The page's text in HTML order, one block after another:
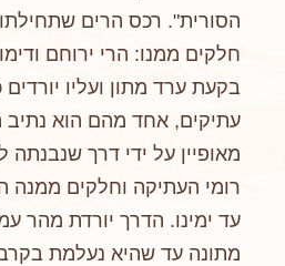
הסורית". רכס הרים
חלקים ממנו: הרי ירוחם
בקעת ערד מתון ועליו
עתיקים, אחד מהם הוא נתיב
מאופיין על ידי דרך שנבנתה
רומי העתיקה וחלקים ממנה
עד ימינו. הדרך יורדת מהר
מתונה עד שהיא נעלמת